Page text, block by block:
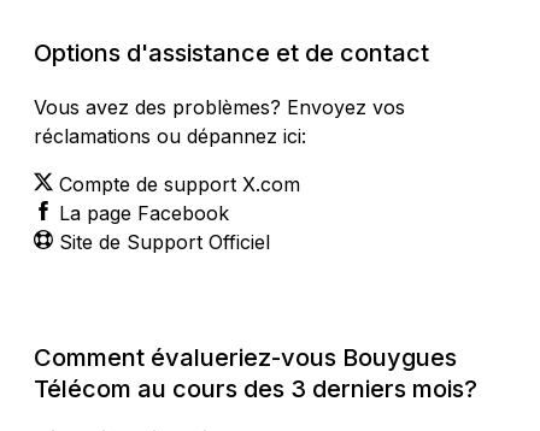
Options d'assistance et de contact
Vous avez des problèmes? Envoyez vos
réclamations ou dépannez ici:
Compte de support X.com
La page Facebook
Site de Support Officiel
Comment évalueriez-vous Bouygues
Télécom au cours des 3 derniers mois?